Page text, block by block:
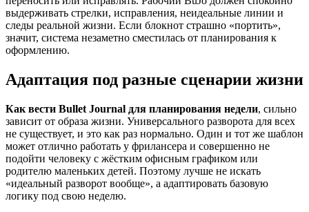
выдерживать стрелки, исправления, неидеальные линии и
следы реальной жизни. Если блокнот страшно «портить»,
значит, система незаметно сместилась от планирования к
оформлению.
Адаптация под разные сценарии жизни
Как вести Bullet Journal для планирования недели, сильно
зависит от образа жизни. Универсального разворота для всех
не существует, и это как раз нормально. Один и тот же шаблон
может отлично работать у фрилансера и совершенно не
подойти человеку с жёстким офисным графиком или
родителю маленьких детей. Поэтому лучше не искать
«идеальный разворот вообще», а адаптировать базовую
логику под свою неделю.